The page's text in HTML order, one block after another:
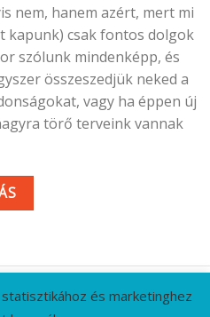
nem, hanem azért, mert mi
kapunk) csak fontos dolgok
szólunk mindenképp, és
összeszedjük neked a
vagy ha éppen új
törő terveink vannak
és marketinghez